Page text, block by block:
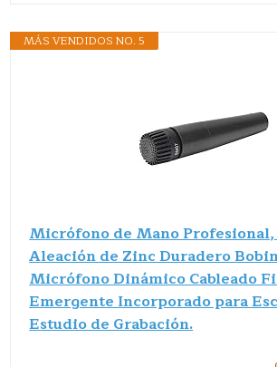
MÁS VENDIDOS NO. 5
Micrófono de Mano
Aleación de Zinc Duradero
Micrófono Dinámico Cableado
Emergente Incorporado para
Estudio de Grabación.